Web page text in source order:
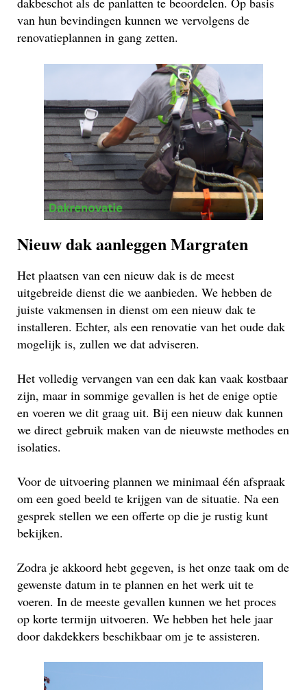
van hun bevindingen kunnen we vervolgens de
renovatieplannen in gang zetten.
Nieuw dak aanleggen Margraten
Het plaatsen van een nieuw dak is de meest
uitgebreide dienst die we aanbieden. We hebben de
juiste vakmensen in dienst om een nieuw dak te
installeren. Echter, als een renovatie van het oude dak
mogelijk is, zullen we dat adviseren.
Het volledig vervangen van een dak kan vaak kostbaar
zijn, maar in sommige gevallen is het de enige optie
en voeren we dit graag uit. Bij een nieuw dak kunnen
we direct gebruik maken van de nieuwste methodes en
isolaties.
Voor de uitvoering plannen we minimaal één afspraak
om een goed beeld te krijgen van de situatie. Na een
gesprek stellen we een offerte op die je rustig kunt
bekijken.
Zodra je akkoord hebt gegeven, is het onze taak om de
gewenste datum in te plannen en het werk uit te
voeren. In de meeste gevallen kunnen we het proces
op korte termijn uitvoeren. We hebben het hele jaar
door dakdekkers beschikbaar om je te assisteren.